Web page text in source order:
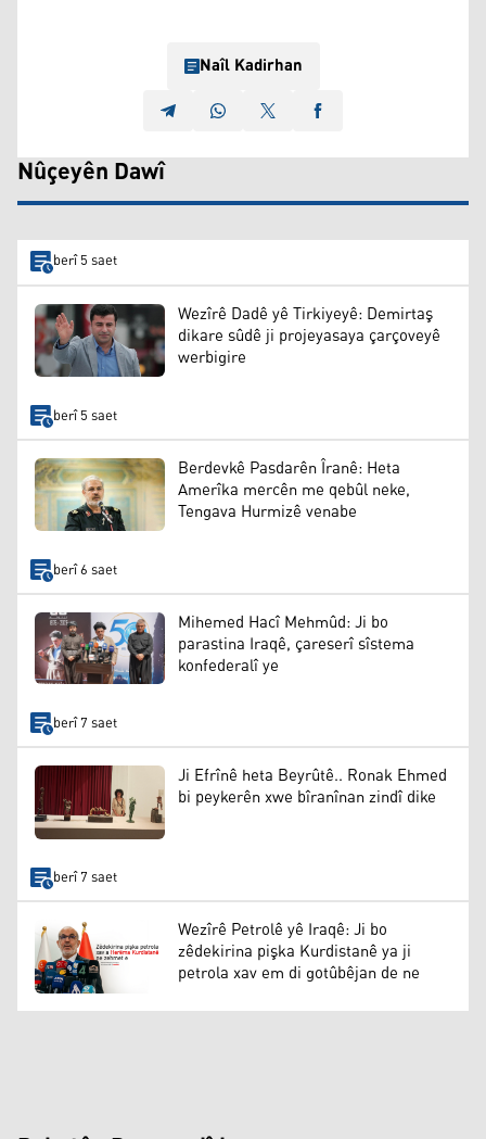
Naîl Kadirhan
Nûçeyên Dawî
berî 5 saet
Wezîrê Dadê yê Tirkiyeyê: Demirtaş
dikare sûdê ji projeyasaya çarçoveyê
werbigire
berî 5 saet
Berdevkê Pasdarên Îranê: Heta
Amerîka mercên me qebûl neke,
Tengava Hurmizê venabe
berî 6 saet
Mihemed Hacî Mehmûd: Ji bo
parastina Iraqê, çareserî sîstema
konfederalî ye
berî 7 saet
Ji Efrînê heta Beyrûtê.. Ronak Ehmed
bi peykerên xwe bîranînan zindî dike
berî 7 saet
Wezîrê Petrolê yê Iraqê: Ji bo
zêdekirina pişka Kurdistanê ya ji
petrola xav em di gotûbêjan de ne